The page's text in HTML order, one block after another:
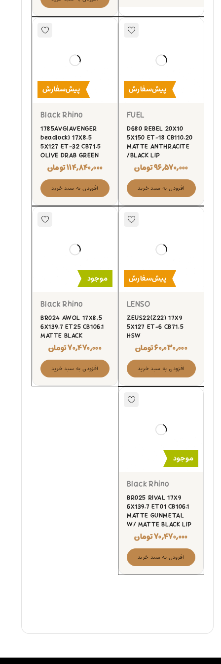
پیش‌سفارش
FUEL
D680 REBEL 20X10
5X150 ET-18 CB110.20
MATTE ANTHRACITE
/BLACK LIP
۹۶,۵۷۰,۰۰۰تومان
افزودن به سبد خرید
پیش‌سفارش
Black Rhino
1785AVG(AVENGER
beadlock) 17X8.5
5X127 ET-32 CB71.5
OLIVE DRAB GREEN
۱۱۴,۸۴۰,۰۰۰تومان
افزودن به سبد خرید
پیش‌سفارش
LENSO
ZEUS22(Z22) 17X9
5X127 ET-6 CB71.5
HSW
۶۰,۰۳۰,۰۰۰تومان
افزودن به سبد خرید
موجود
Black Rhino
BR024 AWOL 17X8.5
6X139.7 ET25 CB106.1
MATTE BLACK
۷۰,۴۷۰,۰۰۰تومان
افزودن به سبد خرید
موجود
Black Rhino
BR025 RIVAL 17X9
6X139.7 ET01 CB106.1
MATTE GUNMETAL
W/ MATTE BLACK LIP
۷۰,۴۷۰,۰۰۰تومان
افزودن به سبد خرید